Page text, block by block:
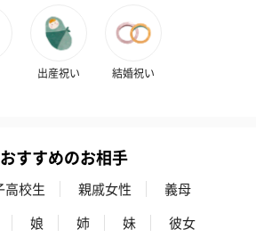
出産祝い 結婚祝い
すすめのお相手
高校生 親戚女性
義母
娘 姉 妹
彼女